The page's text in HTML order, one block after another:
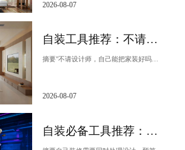
2026-08-07
自装工具推荐：不请设计师也能出好方案
摘要"不请设计师，自己能把家装好吗？"这是每一个考虑自装的业主都会问的问题。本文通过三位不同背景的自装用户真实案例，展示飞流AI的自由DIY布局功能如何让零设计...
2026-08-07
自装必备工具推荐：设计预算采购一站式